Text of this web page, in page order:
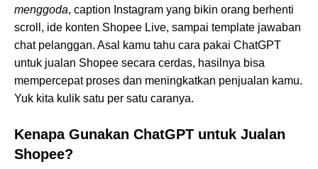
menggoda, caption Instagram yang bikin orang berhenti
scroll, ide konten Shopee Live, sampai template jawaban
chat pelanggan. Asal kamu tahu cara pakai ChatGPT
untuk jualan Shopee secara cerdas, hasilnya bisa
mempercepat proses dan meningkatkan penjualan kamu.
Yuk kita kulik satu per satu caranya.
Kenapa Gunakan ChatGPT untuk Jualan
Shopee?